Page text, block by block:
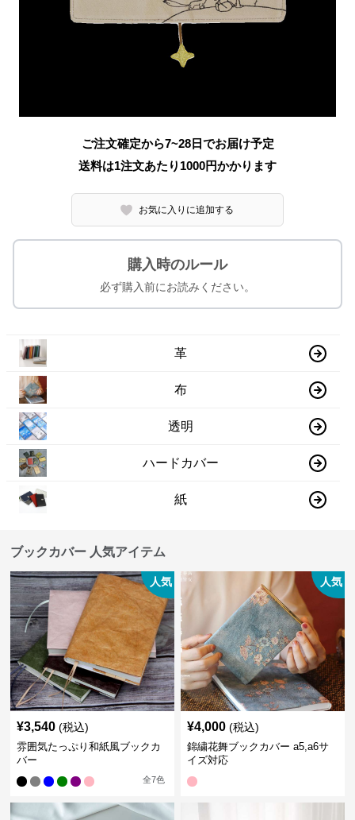
ご注文確定から7~28日でお届け予定
送料は1注文あたり 1000円かかります
お気に入りに追加する
購入時のルール
必ず購入前にお読みください。
革
布
透明
ハードカバー
紙
ブックカバー 人気アイテム
人気
¥3,540 (税込)
雰囲気たっぷり和紙風ブックカ
バー
全7色
人気
¥4,000 (税込)
錦繍花舞ブックカバー a5,a6サ
イズ対応